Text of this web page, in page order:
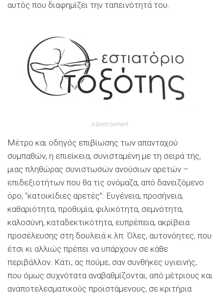
αυτός που διαφημίζει την ταπεινότητά του.
Advertisement
Μέτρο και οδηγός επιβίωσης των απανταχού
συμπαθών, η επιείκεια, συνισταμένη με τη σειρά της,
μιας πληθώρας συνιστωσών ανούσιων αρετών –
επιδεξιοτήτων που θα τις ονόμαζα, από δανειζόμενο
όρο, “κατοικίδιες αρετές”: Ευγένεια, προσήνεια,
καθαριότητα, προθυμία, φιλικότητα, σεμνότητα,
καλοσύνη, καταδεκτικότητα, ευπρέπεια, ακρίβεια
προσέλευσης στη δουλειά κ.λπ. Όλες, αυτονόητες, που
έτσι κι αλλιώς πρέπει να υπάρχουν σε κάθε
περιβάλλον. Κάτι, ας πούμε, σαν συνθήκες υγιεινής,
που όμως συχνότατα αναβαθμίζονται, από μέτριους και
αναποτελεσματικούς προϊστάμενους, σε κριτήρια